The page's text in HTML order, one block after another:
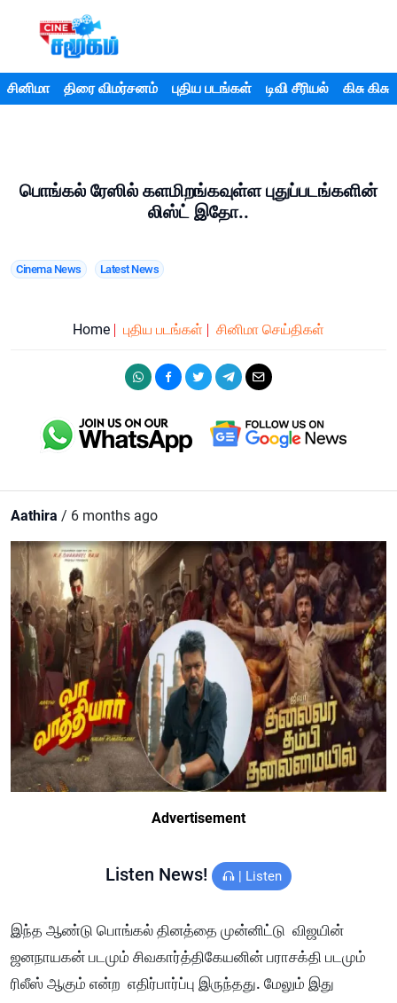
சினிமா திரை விமர்சனம் புதிய படங்கள் டிவி சீரியல் கிசு கிசு
பொங்கல் ரேஸில் களமிறங்கவுள்ள புதுப்படங்களின்
லிஸ்ட் இதோ..
Cinema News Latest News
Home புதிய படங்கள் சினிமா செய்திகள்
Aathira / 6 months ago
Advertisement
Listen News! | Listen
இந்த ஆண்டு பொங்கல் தினத்தை முன்னிட்டு விஜயின்
ஜனநாயகன் படமும் சிவகார்த்திகேயனின் பராசக்தி படமும்
ரிலீஸ் ஆகும் என்ற எதிர்பார்ப்பு இருந்தது. மேலும் இது